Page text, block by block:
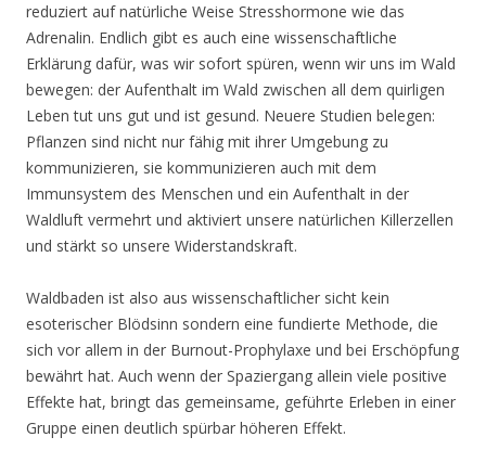
reduziert auf natürliche Weise Stresshormone wie das
Adrenalin. Endlich gibt es auch eine wissenschaftliche
Erklärung dafür, was wir sofort spüren, wenn wir uns im Wald
bewegen: der Aufenthalt im Wald zwischen all dem quirligen
Leben tut uns gut und ist gesund. Neuere Studien belegen:
Pflanzen sind nicht nur fähig mit ihrer Umgebung zu
kommunizieren, sie kommunizieren auch mit dem
Immunsystem des Menschen und ein Aufenthalt in der
Waldluft vermehrt und aktiviert unsere natürlichen Killerzellen
und stärkt so unsere Widerstandskraft.
Waldbaden ist also aus wissenschaftlicher sicht kein
esoterischer Blödsinn sondern eine fundierte Methode, die
sich vor allem in der Burnout-Prophylaxe und bei Erschöpfung
bewährt hat. Auch wenn der Spaziergang allein viele positive
Effekte hat, bringt das gemeinsame, geführte Erleben in einer
Gruppe einen deutlich spürbar höheren Effekt.